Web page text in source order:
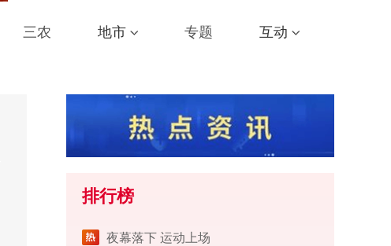
三农 地市 专题 互动
排行榜
夜幕落下 运动上场